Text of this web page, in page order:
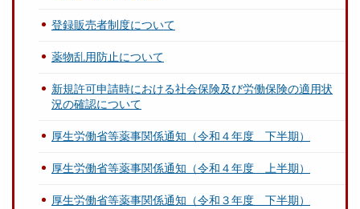
登録販売者制度について
薬物乱用防止について
新規許可申請時における社会保険及び労働保険の適用状
況の確認について
厚生労働省等薬事関係通知（令和４年度 下半期）
厚生労働省等薬事関係通知（令和４年度 上半期）
厚生労働省等薬事関係通知（令和３年度 下半期）